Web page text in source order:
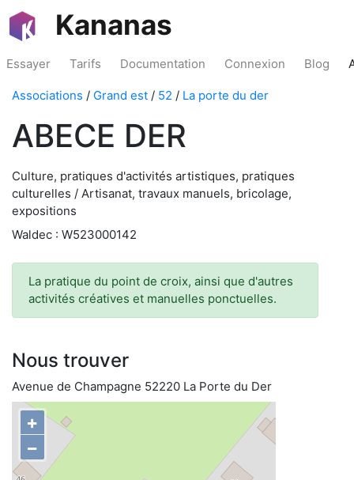
Kananas
Essayer Tarifs Documentation Connexion Blog
Associations / Grand est / 52 / La porte du der
ABECE DER
Culture, pratiques d'activités artistiques, pratiques
culturelles / Artisanat, travaux manuels, bricolage,
expositions
Waldec : W523000142
La pratique du point de croix, ainsi que d'autres
activités créatives et manuelles ponctuelles.
Nous trouver
Avenue de Champagne 52220 La Porte du Der
+
−